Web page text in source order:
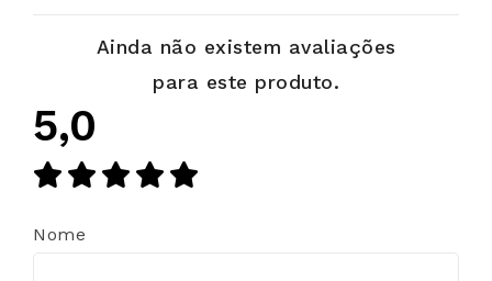
Ainda não existem avaliações
para este produto.
5,0
Nome